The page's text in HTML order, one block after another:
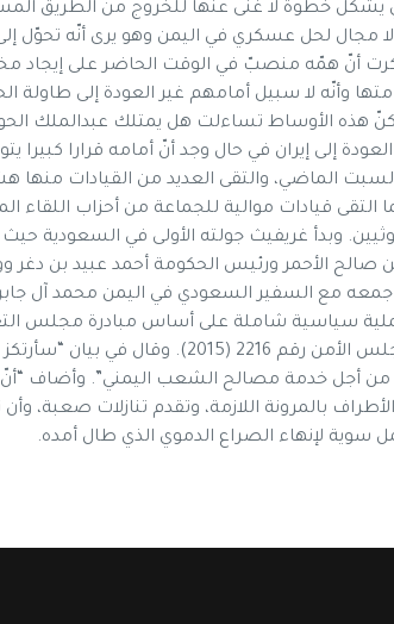
يشكل خطوة لا غنى عنها للخروج من الطريق
مجال لحل عسكري في اليمن وهو يرى أنّه تحوّل
أنّ همّه منصبّ في الوقت الحاضر على إيجاد
وأنّه لا سبيل أمامهم غير العودة إلى طاولة
هذه الأوساط تساءلت هل يمتلك عبدالملك
إلى إيران في حال وجد أنّ أمامه قرارا كبيرا
الماضي، والتقى العديد من القيادات منها
التقى قيادات موالية للجماعة من أحزاب اللقاء
وبدأ غريفيث جولته الأولى في السعودية حيث
صالح الأحمر ورئيس الحكومة أحمد عبيد بن دغر
جمعه مع السفير السعودي في اليمن محمد آل
سياسية شاملة على أساس مبادرة مجلس
الخليجي وآلية تنفيذها، ومؤتمر الحوار الوطني، وقرار مجلس الأمن رقم 2216 (2015). وقال في
من أجل خدمة مصالح الشعب اليمني”. وأضاف
بالمرونة اللازمة، وتقدم تنازلات صعبة،
سوية لإنهاء الصراع الدموي الذي طال أمده.